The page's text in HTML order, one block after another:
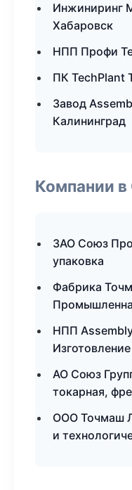
Инжиниринг
Хабаровск
НПП Профи
ПК TechPlant
Завод
Калининград
Компании в
ЗАО Союз
упаковка
Фабрика
НПП
АО Союз
токарная,
ООО Точмаш
и